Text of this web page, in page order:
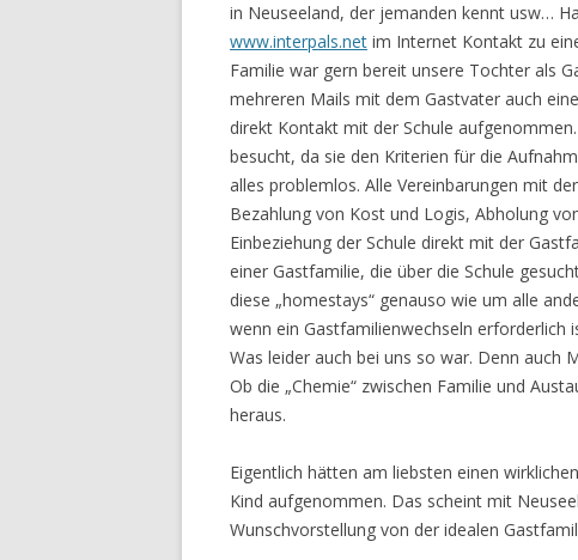
in Neuseeland, der jemanden kennt usw…
www.interpals.net im Internet Kontakt zu
Familie war gern bereit unsere Tochter als
mehreren Mails mit dem Gastvater auch
direkt Kontakt mit der Schule
besucht, da sie den Kriterien für die
alles problemlos. Alle Vereinbarungen mit
Bezahlung von Kost und Logis, Abholung
Einbeziehung der Schule direkt mit der
einer Gastfamilie, die über die Schule
diese „homestays“ genauso wie um alle
wenn ein Gastfamilienwechseln erforderlich
Was leider auch bei uns so war. Denn auch
Ob die „Chemie“ zwischen Familie und
heraus.
Eigentlich hätten am liebsten einen
Kind aufgenommen. Das scheint mit
Wunschvorstellung von der idealen